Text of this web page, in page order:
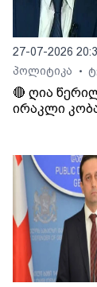
27-07-2026
პოლიტიკა
•
🔴 ღია
ირაკლი